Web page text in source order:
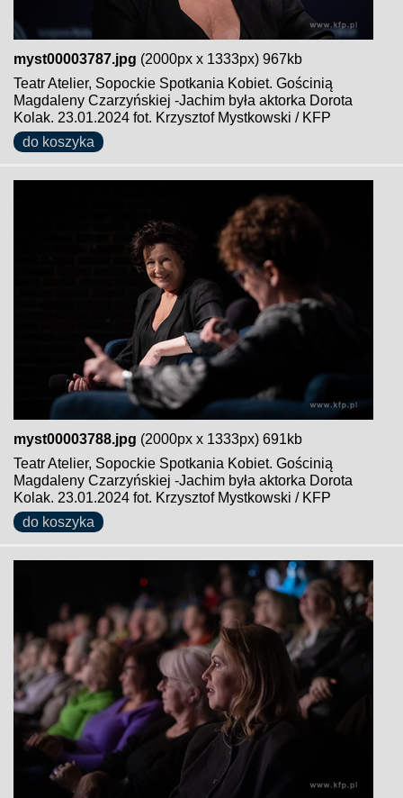
myst00003787.jpg (2000px x 1333px) 967kb
Teatr Atelier, Sopockie Spotkania Kobiet. Gościnią
Magdaleny Czarzyńskiej -Jachim była aktorka Dorota
Kolak. 23.01.2024 fot. Krzysztof Mystkowski / KFP
do koszyka
myst00003788.jpg (2000px x 1333px) 691kb
Teatr Atelier, Sopockie Spotkania Kobiet. Gościnią
Magdaleny Czarzyńskiej -Jachim była aktorka Dorota
Kolak. 23.01.2024 fot. Krzysztof Mystkowski / KFP
do koszyka